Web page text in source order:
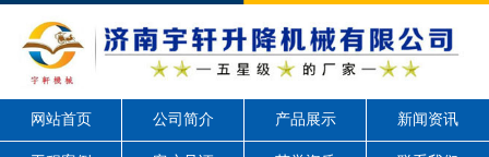
网站首页 公司简介 产品展示 新闻资讯